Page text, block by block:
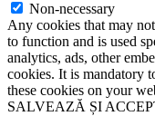
Non-necessary
Any cookies that may
to function and is used
analytics, ads, other
cookies. It is mandatory
these cookies on your
SALVEAZĂ ȘI